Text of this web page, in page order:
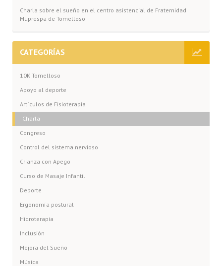
Charla sobre el sueño en el centro asistencial de Fraternidad
Muprespa de Tomelloso
CATEGORÍAS
10K Tomelloso
Apoyo al deporte
Artículos de Fisioterapia
Charla
Congreso
Control del sistema nervioso
Crianza con Apego
Curso de Masaje Infantil
Deporte
Ergonomía postural
Hidroterapia
Inclusión
Mejora del Sueño
Música